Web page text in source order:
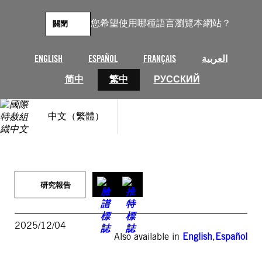
您希望使用哪種語言瀏覽本網站？
ENGLISH ESPAÑOL FRANÇAIS
العربية
简中
繁中 РУССКИЙ
關閉
中文（繁體）
研究報告
2025/12/04
Also available in English,Español